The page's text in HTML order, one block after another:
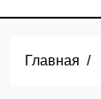
Главная